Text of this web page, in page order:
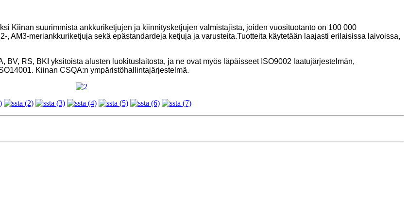
Kiinan suurimmista ankkuriketjujen ja kiinnitysketjujen valmistajista, joiden vuosituotanto on 100 000
AM3-meriankkuriketjuja sekä epästandardeja ketjuja ja varusteita.Tuotteita käytetään laajasti erilaisissa laivoissa,
BV, RS, BKI yksitoista alusten luokituslaitosta, ja ne ovat myös läpäisseet ISO9002 laatujärjestelmän,
Kiinan CSQA:n ympäristöhallintajärjestelmä.